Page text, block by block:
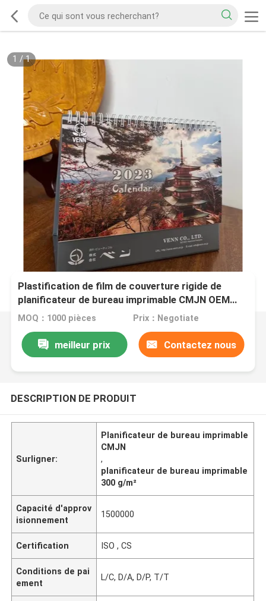
1 /1
Plastification de film de couverture rigide de
planificateur de bureau imprimable CMJN OEM
300gsm
MOQ：1000 pièces Prix：Negotiate
meilleur prix Contactez nous
DESCRIPTION DE PRODUIT
Surligner:
Planificateur de bureau imprimable
CMJN
,
planificateur de bureau imprimable
300 g/m²
Capacité d'approv
isionnement
1500000
Certification ISO , CS
Conditions de pai
ement
L/C, D/A, D/P, T/T